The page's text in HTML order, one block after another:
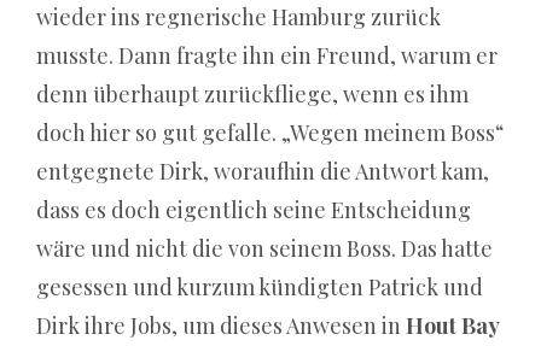
900
Spielen
sucht
die
Online
Spielothek
seinesgleichen.
Casino
Handy
wieder ins regnerische Hamburg zurück
musste. Dann fragte ihn ein Freund, warum er
denn überhaupt zurückfliege, wenn es ihm
doch hier so gut gefalle. „Wegen meinem Boss“
entgegnete Dirk, woraufhin die Antwort kam,
dass es doch eigentlich seine Entscheidung
wäre und nicht die von seinem Boss. Das hatte
gesessen und kurzum kündigten Patrick und
Dirk ihre Jobs, um dieses Anwesen inHout Bay